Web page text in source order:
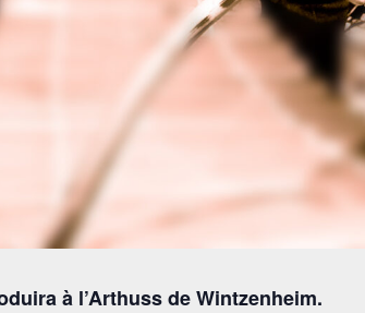
à l’Arthuss de Wintzenheim.